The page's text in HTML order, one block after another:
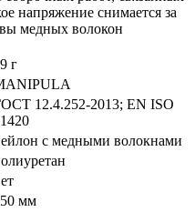
напряжение снимается за
медных волокон
г
12.4.252-2013; EN ISO
с медными волокнами
мм